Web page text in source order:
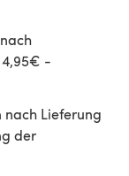
4,95€ -
nach Lieferung
der